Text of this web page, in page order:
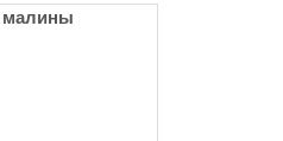
малины